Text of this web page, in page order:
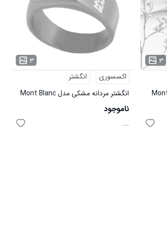
۳
۳
اکسسوری
انگشتر
انگشتر مردانه مشکی مدل Mont Blanc
ناموجود
...